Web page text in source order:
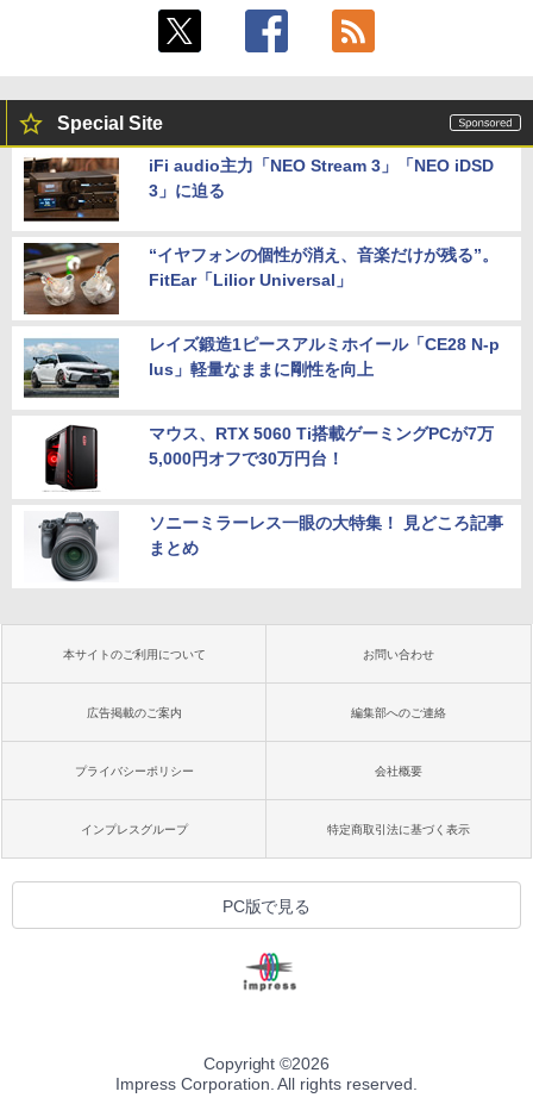
Special Site
iFi audio主力「NEO Stream 3」「NEO iDSD
3」に迫る
“イヤフォンの個性が消え、音楽だけが残る”。
FitEar「Lilior Universal」
レイズ鍛造1ピースアルミホイール「CE28 N-p
lus」軽量なままに剛性を向上
マウス、RTX 5060 Ti搭載ゲーミングPCが7万
5,000円オフで30万円台！
ソニーミラーレス一眼の大特集！ 見どころ記事
まとめ
本サイトのご利用について お問い合わせ
広告掲載のご案内 編集部へのご連絡
プライバシーポリシー 会社概要
インプレスグループ 特定商取引法に基づく表示
PC版で見る
Copyright ©2026
Impress Corporation. All rights reserved.